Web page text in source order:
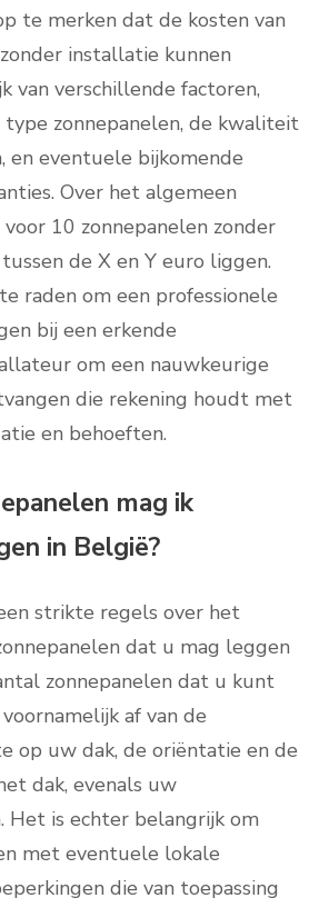
te merken dat de kosten van
installatie kunnen
van verschillende factoren,
type zonnepanelen, de kwaliteit
en eventuele bijkomende
Over het algemeen
10 zonnepanelen zonder
de X en Y euro liggen.
raden om een professionele
bij een erkende
om een nauwkeurige
die rekening houdt met
en behoeften.
mag ik
in België?
strikte regels over het
dat u mag leggen
zonnepanelen dat u kunt
af van de
op uw dak, de oriëntatie en de
dak, evenals uw
Het is echter belangrijk om
met eventuele lokale
die van toepassing